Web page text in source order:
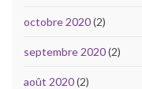
octobre 2020(2)
septembre 2020(2)
août 2020(2)